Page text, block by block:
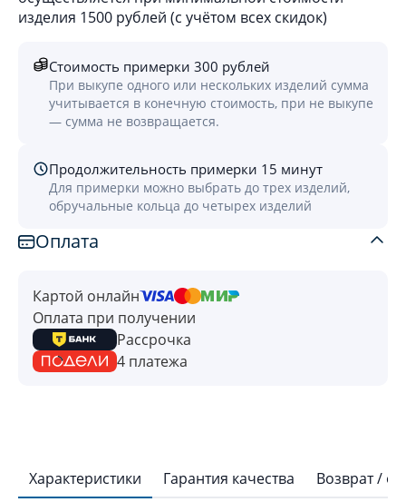
изделия 1500 рублей (с учётом всех скидок)
Стоимость примерки 300 рублей
При выкупе одного или нескольких изделий сумма
учитывается в конечную стоимость, при не выкупе
— сумма не возвращается.
Продолжительность примерки 15 минут
Для примерки можно выбрать до трех изделий,
обручальные кольца до четырех изделий
Оплата
Картой онлайн
Оплата при получении
Рассрочка
4 платежа
Характеристики Гарантия качества Возврат /